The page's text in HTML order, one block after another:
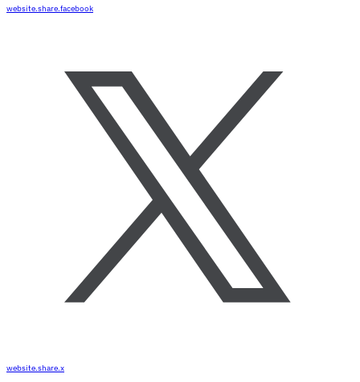
website.share.facebook
website.share.x